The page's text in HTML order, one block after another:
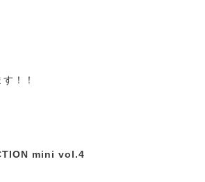
！！
mini vol.4